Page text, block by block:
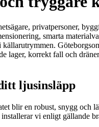
privatpersoner,
smarta
lager, korrekt fall och
ljusinsläpp
blir en robust, snygg och
vi enligt gällande